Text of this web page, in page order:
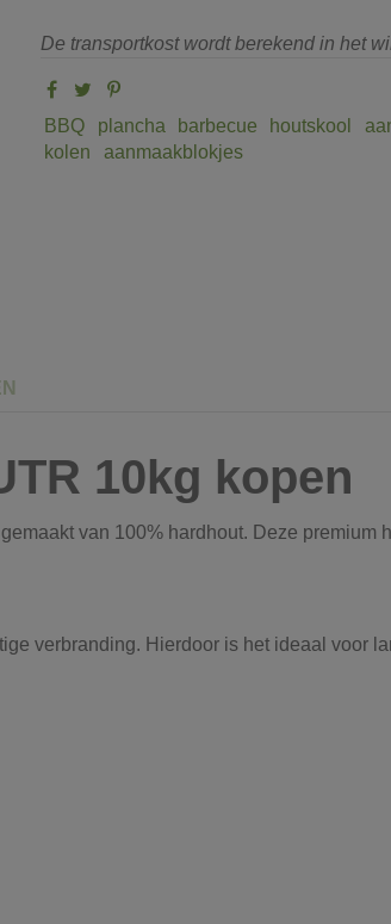
De transportkost wordt berekend in het
BBQ plancha barbecue houtskool
kolen
aanmaakblokjes
10kg kopen
van 100% hardhout. Deze
verbranding. Hierdoor is het ideaal voor